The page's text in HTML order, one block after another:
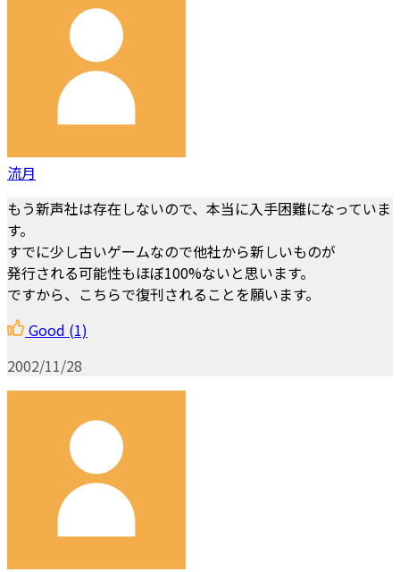
流月
もう新声社は存在しないので、本当に入手困難になっていま
す。
すでに少し古いゲームなので他社から新しいものが
発行される可能性もほぼ100%ないと思います。
ですから、こちらで復刊されることを願います。
Good (1)
2002/11/28